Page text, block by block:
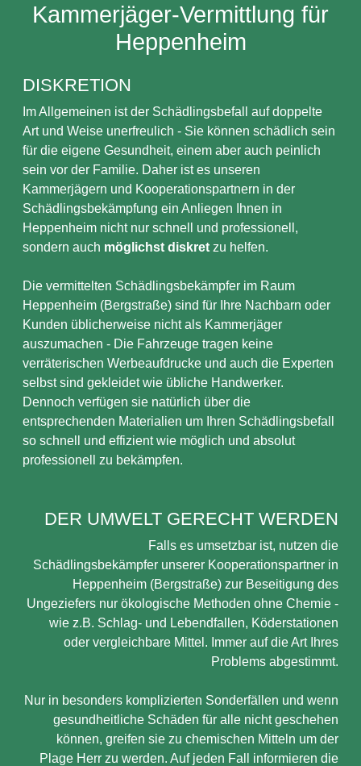
Kammerjäger-Vermittlung für
Heppenheim
DISKRETION
Im Allgemeinen ist der Schädlingsbefall auf doppelte
Art und Weise unerfreulich - Sie können schädlich sein
für die eigene Gesundheit, einem aber auch peinlich
sein vor der Familie. Daher ist es unseren
Kammerjägern und Kooperationspartnern in der
Schädlingsbekämpfung ein Anliegen Ihnen in
Heppenheim nicht nur schnell und professionell,
sondern auch möglichst diskret zu helfen.
Die vermittelten Schädlingsbekämpfer im Raum
Heppenheim (Bergstraße) sind für Ihre Nachbarn oder
Kunden üblicherweise nicht als Kammerjäger
auszumachen - Die Fahrzeuge tragen keine
verräterischen Werbeaufdrucke und auch die Experten
selbst sind gekleidet wie übliche Handwerker.
Dennoch verfügen sie natürlich über die
entsprechenden Materialien um Ihren Schädlingsbefall
so schnell und effizient wie möglich und absolut
professionell zu bekämpfen.
DER UMWELT GERECHT WERDEN
Falls es umsetzbar ist, nutzen die
Schädlingsbekämpfer unserer Kooperationspartner in
Heppenheim (Bergstraße) zur Beseitigung des
Ungeziefers nur ökologische Methoden ohne Chemie -
wie z.B. Schlag- und Lebendfallen, Köderstationen
oder vergleichbare Mittel. Immer auf die Art Ihres
Problems abgestimmt.
Nur in besonders komplizierten Sonderfällen und wenn
gesundheitliche Schäden für alle nicht geschehen
können, greifen sie zu chemischen Mitteln um der
Plage Herr zu werden. Auf jeden Fall informieren die